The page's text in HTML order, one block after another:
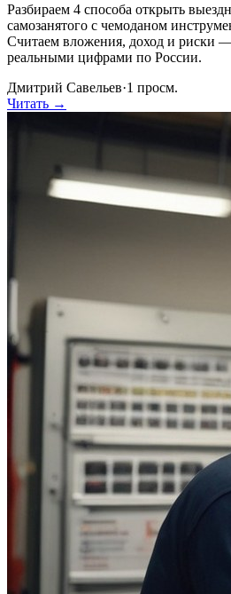
Разбираем 4 способа открыть
самозанятого с чемоданом
Считаем вложения, доход и риски
реальными цифрами по России.
Дмитрий Савельев·1 просм.
Читать →